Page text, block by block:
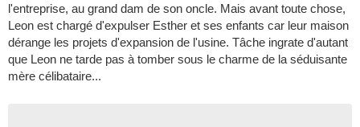
l'entreprise, au grand dam de son oncle. Mais avant toute chose,
Leon est chargé d'expulser Esther et ses enfants car leur maison
dérange les projets d'expansion de l'usine. Tâche ingrate d'autant
que Leon ne tarde pas à tomber sous le charme de la séduisante
mère célibataire...